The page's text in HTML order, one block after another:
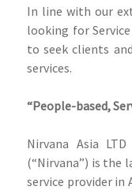
In line with our
looking for
to seek clients
services.
“People-based,
Nirvana Asia
(“Nirvana”) is the
service provider in